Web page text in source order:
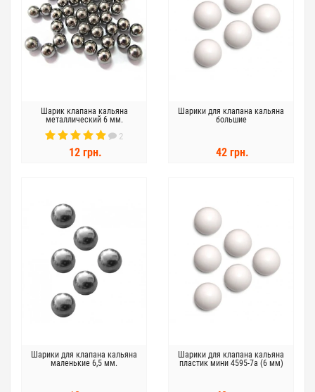
Шарик клапана кальяна
металлический 6 мм.
2
12 грн.
Шарики для клапана кальяна
большие
42 грн.
Шарики для клапана кальяна
маленькие 6,5 мм.
Шарики для клапана кальяна
пластик мини 4595-7а (6 мм)